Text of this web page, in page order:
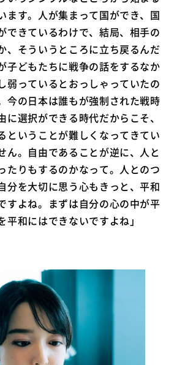
ます。人が集まって国ができ、国
できているわけで、結局、相手の
、そういうところに立ち戻るんだ
子どもたちに戦争の話をするなか
弱っているとおっしゃっていたの
今の日本は誰もが強制された戦時
に選択ができる時代だからこそ、
ということが難しくなってきてい
ん。自由であることが逆に、人と
たりもするのかなって。人とのつ
分を大切に思う心もきっと、平和
すよね。まずは自分の心の中が平
平和にはできないですよね」